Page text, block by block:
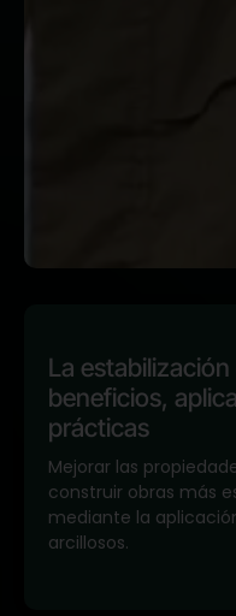
La
beneficios,
prácticas
Mejorar las
construir obras más
mediante la
arcillosos.